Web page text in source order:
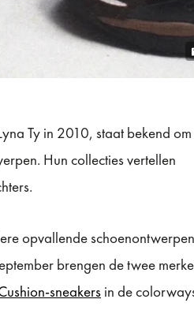
Ty in 2010, staat bekend om
Hun collecties vertellen
opvallende
brengen de twee
sneakers in de